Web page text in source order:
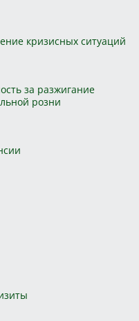
кризисных ситуаций
за разжигание
розни